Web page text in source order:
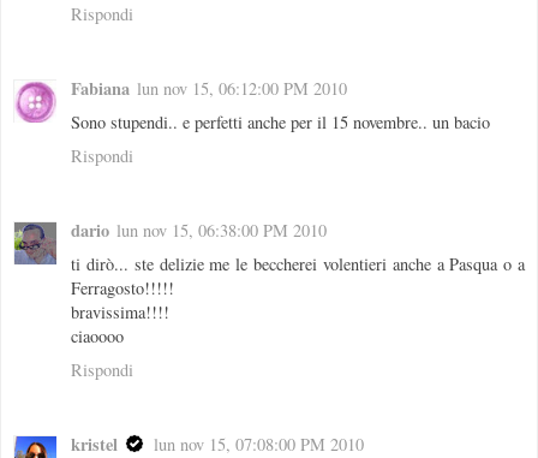
Rispondi
Fabiana lun nov 15, 06:12:00 PM 2010
Sono stupendi.. e perfetti anche per il 15 novembre.. un bacio
Rispondi
dario lun nov 15, 06:38:00 PM 2010
ti dirò... ste delizie me le beccherei volentieri anche a Pasqua o a
Ferragosto!!!!!
bravissima!!!!
ciaoooo
Rispondi
kristel
lun nov 15, 07:08:00 PM 2010